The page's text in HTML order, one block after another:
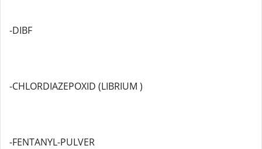
-DIBF
-CHLORDIAZEPOXID (LIBRIUM )
-FENTANYL-PULVER